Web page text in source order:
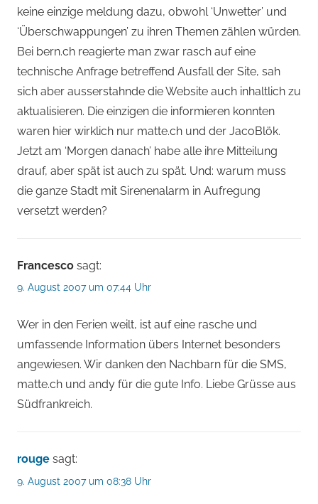
keine einzige meldung dazu, obwohl ‘Unwetter’ und
‘Überschwappungen’ zu ihren Themen zählen würden.
Bei bern.ch reagierte man zwar rasch auf eine
technische Anfrage betreffend Ausfall der Site, sah
sich aber ausserstahnde die Website auch inhaltlich zu
aktualisieren. Die einzigen die informieren konnten
waren hier wirklich nur matte.ch und der JacoBlök.
Jetzt am ‘Morgen danach’ habe alle ihre Mitteilung
drauf, aber spät ist auch zu spät. Und: warum muss
die ganze Stadt mit Sirenenalarm in Aufregung
versetzt werden?
Francesco sagt:
9. August 2007 um 07:44 Uhr
Wer in den Ferien weilt, ist auf eine rasche und
umfassende Information übers Internet besonders
angewiesen. Wir danken den Nachbarn für die SMS,
matte.ch und andy für die gute Info. Liebe Grüsse aus
Südfrankreich.
rouge sagt:
9. August 2007 um 08:38 Uhr